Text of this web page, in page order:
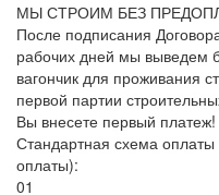
МЫ СТРОИМ БЕЗ
После подписания
рабочих дней мы выведем
вагончик для проживания
первой партии
Вы внесете первый платеж!
Стандартная схема оплаты
оплаты):
01